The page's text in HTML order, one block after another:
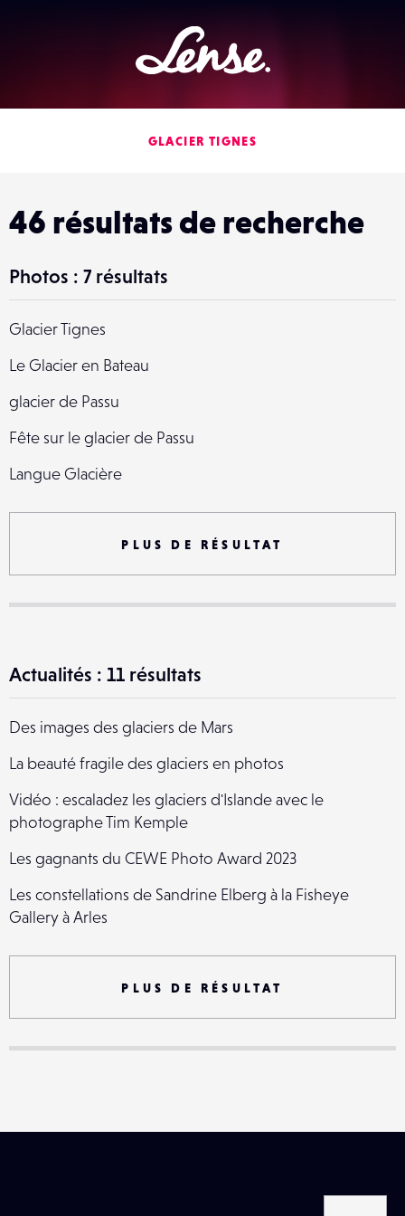
Lense
GLACIER TIGNES
46 résultats de recherche
Photos : 7 résultats
Glacier Tignes
Le Glacier en Bateau
glacier de Passu
Fête sur le glacier de Passu
Langue Glacière
Mouvement fixe-métro Glacière
PLUS DE RÉSULTAT
Actualités : 11 résultats
Des images des glaciers de Mars
La beauté fragile des glaciers en photos
Vidéo : escaladez les glaciers d'Islande avec le
photographe Tim Kemple
Les gagnants du CEWE Photo Award 2023
Les constellations de Sandrine Elberg à la Fisheye
Gallery à Arles
À la découverte de l'Islande avec Oppo et National
PLUS DE RÉSULTAT